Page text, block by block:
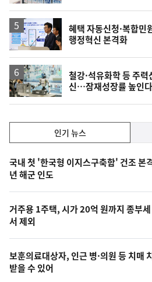
혜택 자동신청·복합
행정혁신 본격화
철강·석유화학 등 주
신…잠재성장률 높인다
기,
최
신,
오
늘
의
영
상
인기 뉴스
기
뉴
스
국내 첫 '한국형 이지스구축함' 건조
년 해군 인도
거주용 1주택, 시가 20억 원까지 종부
서 제외
보훈의료대상자, 인근 병·의원 등 치매
받을 수 있어